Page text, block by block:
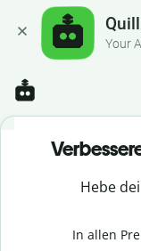
Your
Hebe
In allen